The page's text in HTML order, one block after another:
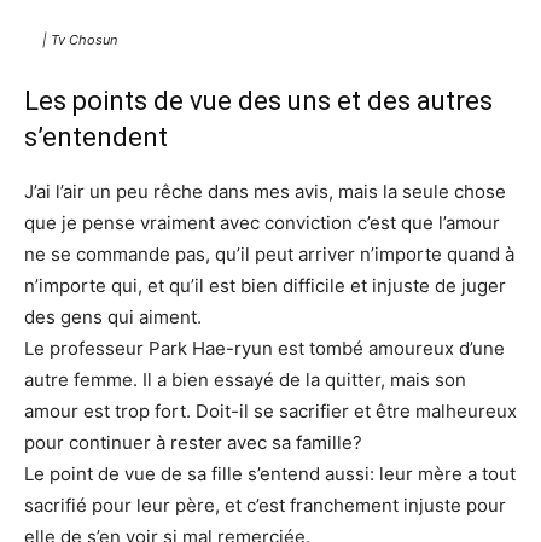
| Tv Chosun
Les points de vue des uns et des autres
s’entendent
J’ai l’air un peu rêche dans mes avis, mais la seule chose
que je pense vraiment avec conviction c’est que l’amour
ne se commande pas, qu’il peut arriver n’importe quand à
n’importe qui, et qu’il est bien difficile et injuste de juger
des gens qui aiment.
Le professeur Park Hae-ryun est tombé amoureux d’une
autre femme. Il a bien essayé de la quitter, mais son
amour est trop fort. Doit-il se sacrifier et être malheureux
pour continuer à rester avec sa famille?
Le point de vue de sa fille s’entend aussi: leur mère a tout
sacrifié pour leur père, et c’est franchement injuste pour
elle de s’en voir si mal remerciée.